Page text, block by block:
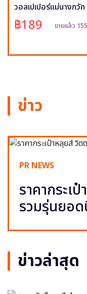
วอลเปเปอร์แม่นางกวัก
฿189 ขายแล้ว
ข่าว
PR NEWS
ราคากระเ
รวมรุ่นยอ
ข่าวล่าสุด